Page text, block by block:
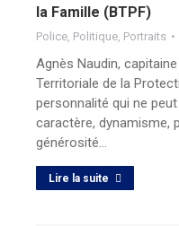
la Famille (BTPF)
Police Politique Portraits
Agnès Naudin,
Territoriale de la
personnalité qui ne
caractère, dynamisme,
générosité…
Lire la suite